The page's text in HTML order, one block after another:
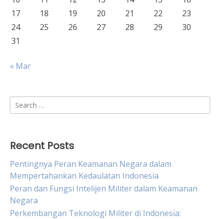
17
18 19 20 21 22
23
24
25 26 27 28 29
30
31
« Mar
Search
for:
Recent Posts
Pentingnya Peran Keamanan Negara dalam
Mempertahankan Kedaulatan Indonesia
Peran dan Fungsi Intelijen Militer dalam Keamanan
Negara
Perkembangan Teknologi Militer di Indonesia: